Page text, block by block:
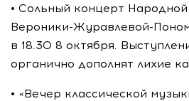
• Сольный концерт
Вероники-Журавлевой-
в 18.30 8 октября.
органично дополнят лихие
• «Вечер классической